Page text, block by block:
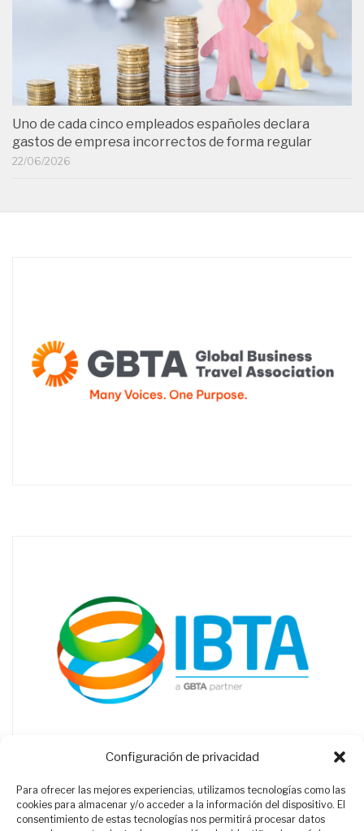
Configuración de privacidad
Para ofrecer las mejores experiencias, utilizamos tecnologías como las
cookies para almacenar y/o acceder a la información del dispositivo. El
consentimiento de estas tecnologías nos permitirá procesar datos
Uno de cada cinco empleados españoles declara
gastos de empresa incorrectos de forma regular
22/06/2026